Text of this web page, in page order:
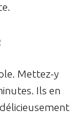
Mettez-y
Ils en